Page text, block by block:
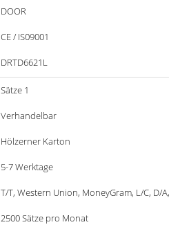
DOOR
CE / IS09001
DRTD6621L
Sätze 1
Verhandelbar
Hölzerner Karton
5-7 Werktage
T/T, Western Union, MoneyGram, L/C, D/
2500 Sätze pro Monat